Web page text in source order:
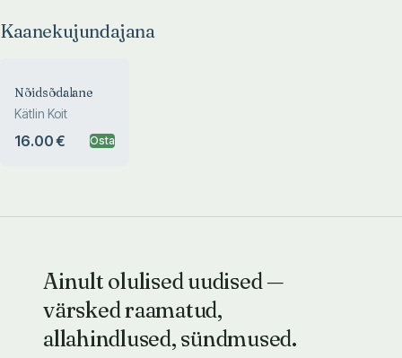
Kaanekujundajana
Nõidsõdalane
Kätlin Koit
16.00 € Osta
Ainult olulised uudised —
värsked raamatud,
allahindlused, sündmused.